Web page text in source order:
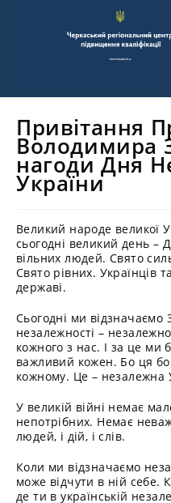
Привітання
Володимира
нагоди Дня
України
Великий народе великої
сьогодні великий день –
вільних людей. Свято
Свято рівних. Українців
державі.
Сьогодні ми
незалежності –
кожного з нас. І за це ми
важливий кожен. Бо ця
кожному. Це – незалежна
У великій війні немає
непотрібних. Немає
людей, і дій, і слів.
Коли ми відзначаємо
може відчути в ній себе.
де ти в українській